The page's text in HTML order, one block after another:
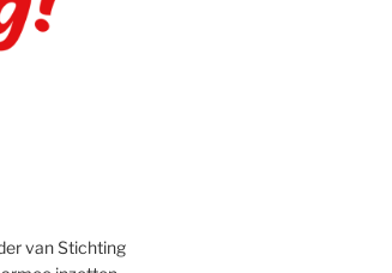
van Stichting